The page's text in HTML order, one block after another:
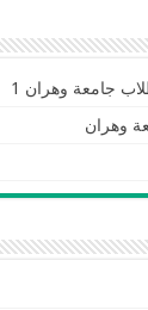
جامعة وهران 1
وهران